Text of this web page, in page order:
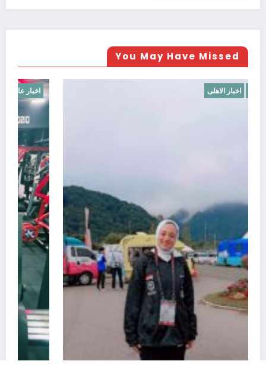
You May Have Missed
اخبار افريقيا